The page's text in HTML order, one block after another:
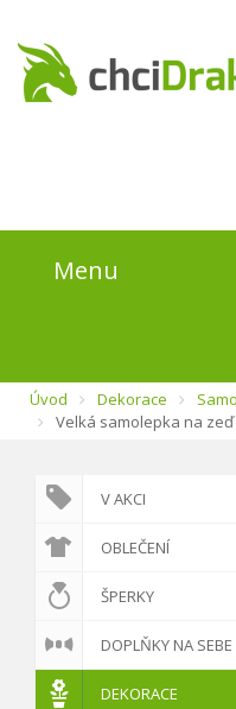
Menu
Kde najít draky
O webu
Úvod Dekorace
Velká samolepka na
V AKCI
OBLEČENÍ
ŠPERKY
DOPLŇKY NA SEBE
DEKORACE